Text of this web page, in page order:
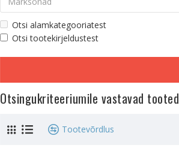
Otsi alamkategooriatest
Otsi tootekirjeldustest
Otsingukriteeriumile vastavad tooted
Tootevõrdlus